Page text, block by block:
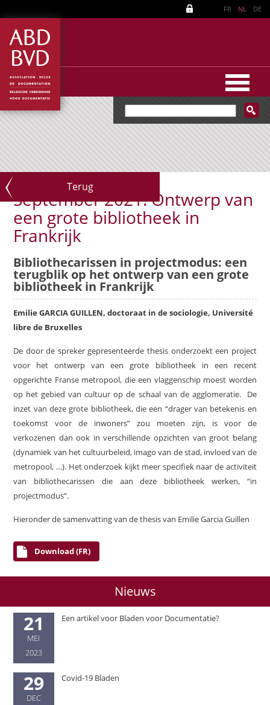
FR NL DE
Terug
September 2021: Ontwerp van
een grote bibliotheek in
Frankrijk
Bibliothecarissen in projectmodus: een
terugblik op het ontwerp van een grote
bibliotheek in Frankrijk
Emilie GARCIA GUILLEN, doctoraat in de sociologie, Université
libre de Bruxelles
De door de spreker gepresenteerde thesis onderzoekt een project
voor het ontwerp van een grote bibliotheek in een recent
opgerichte Franse metropool, die een vlaggenschip moest worden
op het gebied van cultuur op de schaal van de agglomeratie. De
inzet van deze grote bibliotheek, die een “drager van betekenis en
toekomst voor de inwoners” zou moeten zijn, is voor de
verkozenen dan ook in verschillende opzichten van groot belang
(dynamiek van het cultuurbeleid, imago van de stad, invloed van de
metropool, …). Het onderzoek kijkt meer specifiek naar de activiteit
van bibliothecarissen die aan deze bibliotheek werken, “in
projectmodus”.
Hieronder de samenvatting van de thesis van Emilie Garcia Guillen
Download (FR)
Nieuws
21
MEI
2023
Een artikel voor Bladen voor Documentatie?
29
DEC
Covid-19 Bladen